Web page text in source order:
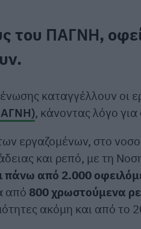
του ΠΑΓΝΗ,
καταγγέλλουν οι
, κάνοντας λόγο
εργαζομένων, στο
και ρεπό, με τη
πάνω από 2.000
από 800 χρωστούμενα
ακόμη και από το